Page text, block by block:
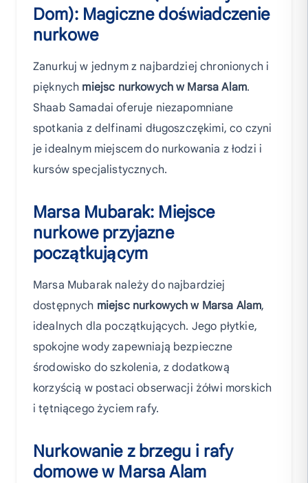
Dom): Magiczne doświadczenie
nurkowe
Zanurkuj w jednym z najbardziej chronionych i
pięknych miejsc nurkowych w Marsa Alam.
Shaab Samadai oferuje niezapomniane
spotkania z delfinami długoszczękimi, co czyni
je idealnym miejscem do nurkowania z łodzi i
kursów specjalistycznych.
Marsa Mubarak: Miejsce
nurkowe przyjazne
początkującym
Marsa Mubarak należy do najbardziej
dostępnych miejsc nurkowych w Marsa Alam,
idealnych dla początkujących. Jego płytkie,
spokojne wody zapewniają bezpieczne
środowisko do szkolenia, z dodatkową
korzyścią w postaci obserwacji żółwi morskich
i tętniącego życiem rafy.
Nurkowanie z brzegu i rafy
domowe w Marsa Alam